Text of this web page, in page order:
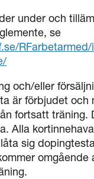
under och
se
och/eller
är förbjudet och
fortsatt träning.
Alla
sig
omgående